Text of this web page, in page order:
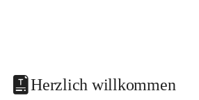
Herzlich willkommen